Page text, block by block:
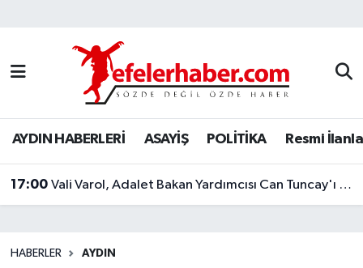
AYDIN HABERLERİ ASAYİŞ POLİTİKA Resmi
17:00 Vali Varol, Adalet Bakan Yardımcısı Can Tuncay'ı ağırladı
HABERLER AYDIN
Nöbetçi Eczaneler
Hava Durumu
Aydin Namaz Vakitleri
Trafik Durumu